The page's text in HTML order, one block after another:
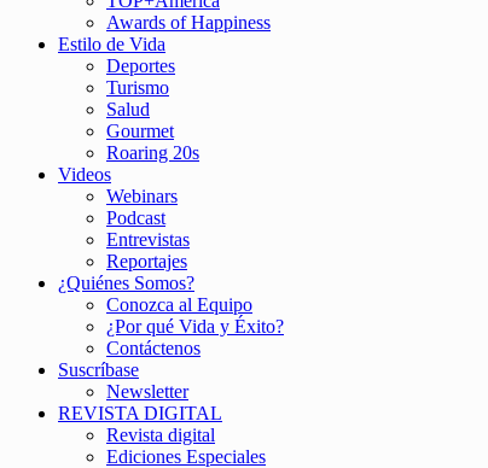
Awards of Happiness
Estilo de Vida
Deportes
Turismo
Salud
Gourmet
Roaring 20s
Videos
Webinars
Podcast
Entrevistas
Reportajes
¿Quiénes Somos?
Conozca al Equipo
¿Por qué Vida y Éxito?
Contáctenos
Suscríbase
Newsletter
REVISTA DIGITAL
Revista digital
Ediciones Especiales